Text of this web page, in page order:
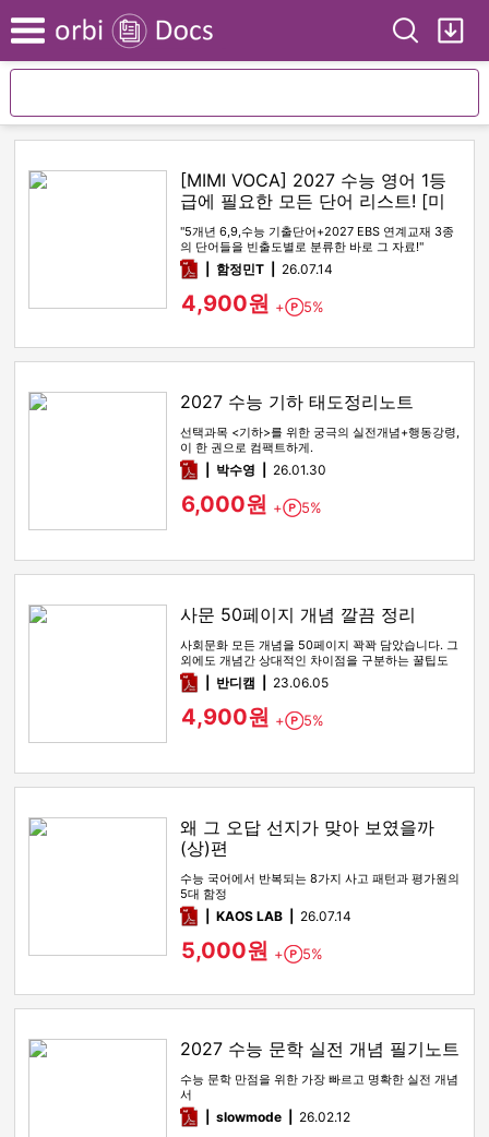
Menu Search
[MIMI VOCA] 2027 수능 영어 1등
급에 필요한 모든 단어 리스트! [미
미보카]
"5개년 6,9,수능 기출단어+2027 EBS 연계교재 3종
의 단어들을 빈출도별로 분류한 바로 그 자료!"
pdf함정민T 26.07.14
4,900원 + Point
5%
2027 수능 기하 태도정리노트
선택과목 <기하>를 위한 궁극의 실전개념+행동강령,
이 한 권으로 컴팩트하게.
pdf박수영 26.01.30
6,000원 + Point
5%
사문 50페이지 개념 깔끔 정리
사회문화 모든 개념을 50페이지 꽉꽉 담았습니다. 그
외에도 개념간 상대적인 차이점을 구분하는 꿀팁도
함께 있습니다
pdf반디캠 23.06.05
4,900원 + Point
5%
왜 그 오답 선지가 맞아 보였을까
(상)편
수능 국어에서 반복되는 8가지 사고 패턴과 평가원의
5대 함정
pdfKAOS LAB 26.07.14
5,000원 + Point
5%
2027 수능 문학 실전 개념 필기노트
수능 문학 만점을 위한 가장 빠르고 명확한 실전 개념
서
pdfslowmode 26.02.12